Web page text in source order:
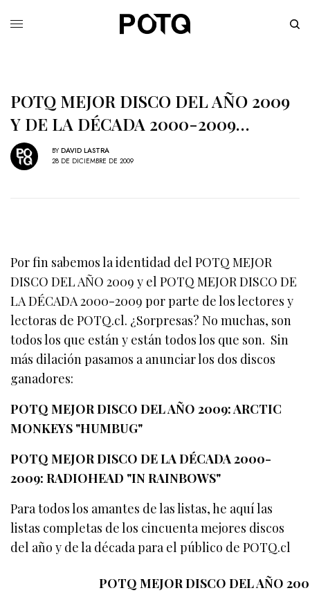
POTQ MEJOR DISCO DEL AÑO 2009
Y DE LA DÉCADA 2000-2009…
BY DAVID LASTRA
28 DE DICIEMBRE DE 2009
Por fin sabemos la identidad del POTQ MEJOR
DISCO DEL AÑO 2009 y el POTQ MEJOR DISCO DE
LA DÉCADA 2000-2009 por parte de los lectores y
lectoras de POTQ.cl. ¿Sorpresas? No muchas, son
todos los que están y están todos los que son. Sin
más dilación pasamos a anunciar los dos discos
ganadores:
POTQ MEJOR DISCO DEL AÑO 2009: ARCTIC
MONKEYS "HUMBUG"
POTQ MEJOR DISCO DE LA DÉCADA 2000-
2009: RADIOHEAD "IN RAINBOWS"
Para todos los amantes de las listas, he aquí las
listas completas de los cincuenta mejores discos
del año y de la década para el público de POTQ.cl
POTQ MEJOR DISCO DEL AÑO